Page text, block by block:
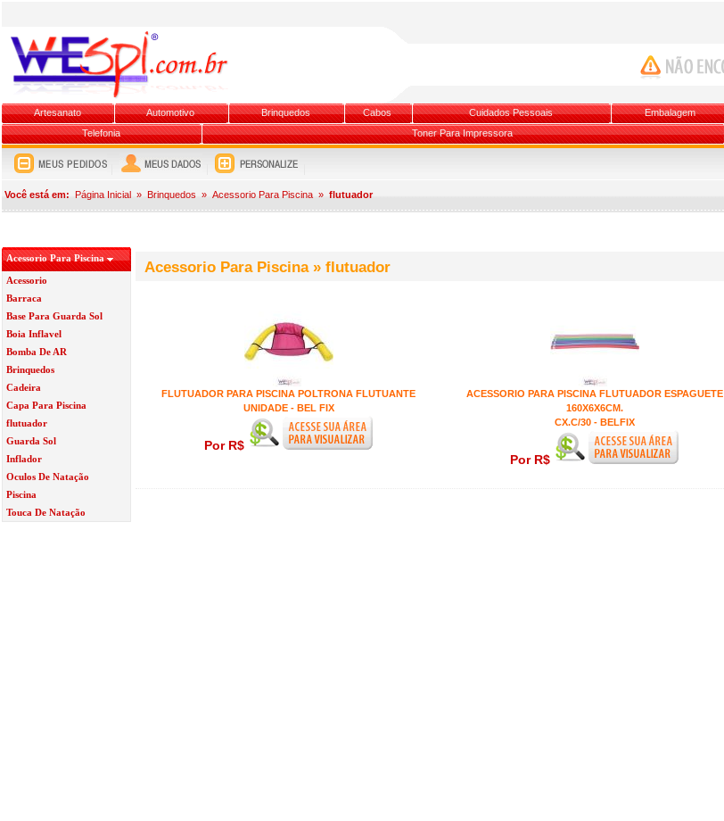
Artesanato Automotivo Brinquedos Cabos Cuidados Pessoais Embalagem
Telefonia
Toner Para Impressora
Você está em: Página Inicial » Brinquedos » Acessorio Para Piscina » flutuador
Acessorio Para Piscina
Acessorio
Barraca
Base Para Guarda Sol
Boia Inflavel
Bomba De AR
Brinquedos
Cadeira
Capa Para Piscina
flutuador
Guarda Sol
Inflador
Oculos De Natação
Piscina
Touca De Natação
Acessorio Para Piscina » flutuador
FLUTUADOR PARA PISCINA POLTRONA FLUTUANTE
UNIDADE - BEL FIX
Por R$
ACESSORIO PARA PISCINA FLUTUADOR ESPAGUETE
160X6X6CM.
CX.C/30 - BELFIX
Por R$